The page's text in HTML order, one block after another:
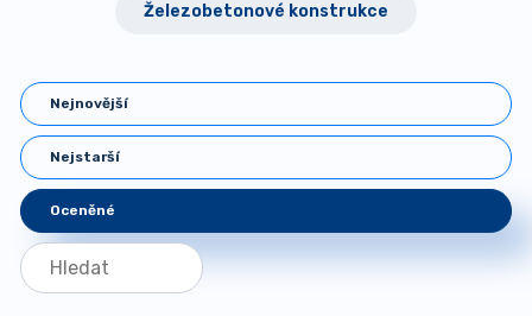
Železobetonové konstrukce
Nejnovější
Nejstarší
Oceněné